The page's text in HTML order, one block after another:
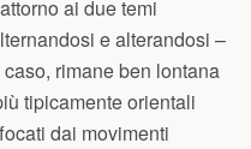
ai due temi
e alterandosi –
rimane ben lontana
tipicamente orientali
dai movimenti